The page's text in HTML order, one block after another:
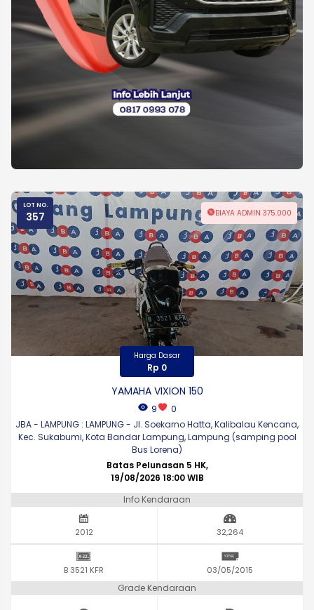
LOT NO.
357 BIAYA ADMIN 375.000
Harga Dasar
Rp 0
YAMAHA VIXION 150
9
0
JBA - LAMPUNG : LAMPUNG - Jl. Soekarno Hatta, Kalibalau Kencana,
Kec. Sukabumi, Kota Bandar Lampung, Lampung (samping pool
Bus Lorena)
Batas Pelunasan 5 HK,
19/08/2026 18:00 WIB
Info Kendaraan
2012 32,264
B 3521 KFR 03/05/2015
Grade Kendaraan